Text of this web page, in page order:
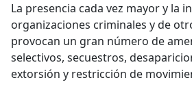
La presencia cada vez mayor y la
organizaciones criminales y de
provocan un gran número de
selectivos, secuestros,
extorsión y restricción de